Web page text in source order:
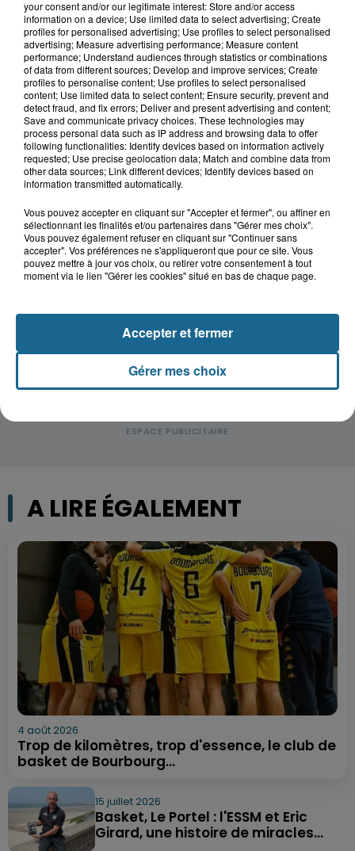
Saint-Omer : un enfant gravement brûlé
après l'explosion d'un jouet...
Hazebrouck : victime d'un accident,
Lucas s'en est allé brutalement...
Disparition inquiétante à Cappelle-
Accident à Grand-Fort-Philippe : le
conducteur de trottinette...
A LIRE ÉGALEMENT
4 août 2026
Trop de kilomètres, trop d'essence, le club de
basket de Bourbourg...
15 juillet 2026
Basket, Le Portel : l'ESSM et Eric
Girard, une histoire de miracles...
your consent and/or our legitimate interest: Store and/or access
information on a device; Use limited data to select advertising; Create
profiles for personalised advertising; Use profiles to select personalised
advertising; Measure advertising performance; Measure content
performance; Understand audiences through statistics or combinations
of data from different sources; Develop and improve services; Create
profiles to personalise content; Use profiles to select personalised
content; Use limited data to select content; Ensure security, prevent and
detect fraud, and fix errors; Deliver and present advertising and content;
Save and communicate privacy choices. These technologies may
process personal data such as IP address and browsing data to offer
following functionalities: Identify devices based on information actively
requested; Use precise geolocation data; Match and combine data from
other data sources; Link different devices; Identify devices based on
information transmitted automatically.
Vous pouvez accepter en cliquant sur "Accepter et fermer", ou affiner en
sélectionnant les finalités et/ou partenaires dans "Gérer mes choix".
Vous pouvez également refuser en cliquant sur "Continuer sans
accepter". Vos préférences ne s'appliqueront que pour ce site. Vous
pouvez mettre à jour vos choix, ou retirer votre consentement à tout
moment via le lien "Gérer les cookies" situé en bas de chaque page.
Gérer mes choix
Accepter et fermer